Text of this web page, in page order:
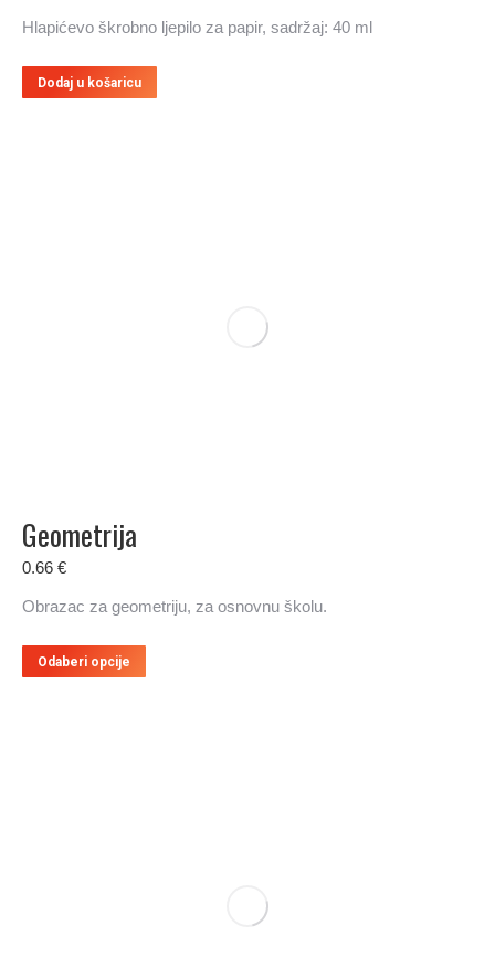
Hlapićevo škrobno ljepilo za papir, sadržaj: 40 ml
Dodaj u košaricu
Geometrija
0.66 €
Obrazac za geometriju, za osnovnu školu.
Odaberi opcije
proizvod